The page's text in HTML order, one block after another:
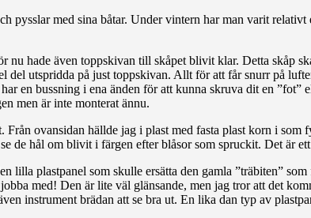
pysslar med sina båtar. Under vintern har man varit
nu hade även toppskivan till skåpet blivit klar. Detta skåp
utspridda på just toppskivan. Allt för att får snurr på
en bussning i ena änden för att kunna skruva dit en
men är inte monterat ännu.
Från ovansidan hällde jag i plast med fasta plast korn i
de hål om blivit i färgen efter blåsor som spruckit. Det är
lilla plastpanel som skulle ersätta den gamla ”träbiten”
med! Den är lite väl glänsande, men jag tror att det
instrument brädan att se bra ut. En lika dan typ av